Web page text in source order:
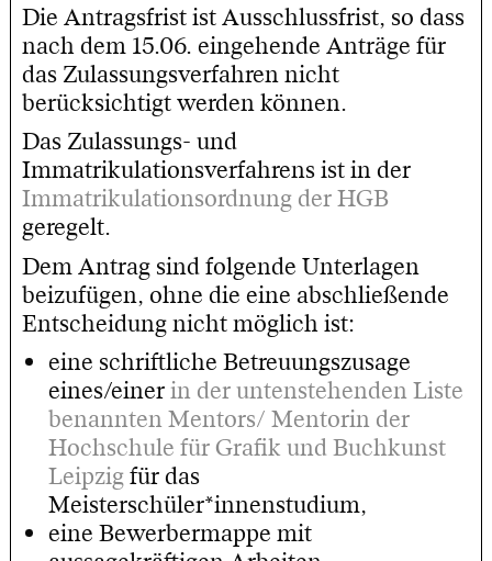
Die Antragsfrist ist Ausschlussfrist, so dass
nach dem 15.06. eingehende Anträge für
das Zulassungsverfahren nicht
berücksichtigt werden können.
Das Zulassungs- und
Immatrikulationsverfahrens ist in der
Immatrikulationsordnung der HGB
geregelt.
Dem Antrag sind folgende Unterlagen
beizufügen, ohne die eine abschließende
Entscheidung nicht möglich ist:
eine schriftliche Betreuungszusage
eines/einerin der untenstehenden Liste
benannten Mentors/ Mentorin der
Hochschule für Grafik und Buchkunst
Leipzigfür das
Meisterschüler*innenstudium,
eine Bewerbermappe mit